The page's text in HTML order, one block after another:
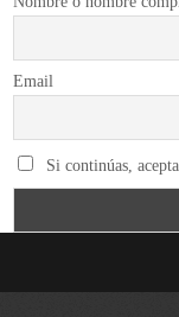
Email
Si continúas,